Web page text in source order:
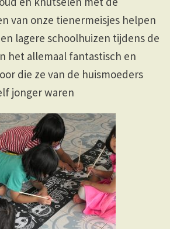
van onze tienermeisjes helpen
lagere schoolhuizen tijdens de
het allemaal fantastisch en
die ze van de huismoeders
jonger waren